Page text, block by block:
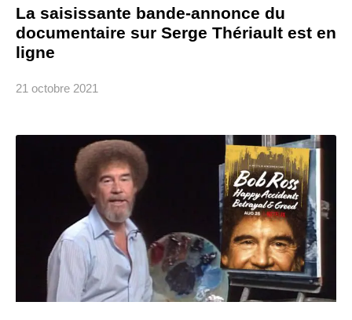
La saisissante bande-annonce du
documentaire sur Serge Thériault est en
ligne
21 octobre 2021